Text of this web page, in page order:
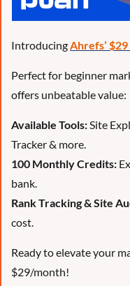
Introducing Ahrefs’
Perfect for beginner
offers unbeatable value:
Available Tools: Site
Tracker & more.
100 Monthly Credits:
bank.
Rank Tracking & Site
cost.
Ready to elevate your
$29/month!